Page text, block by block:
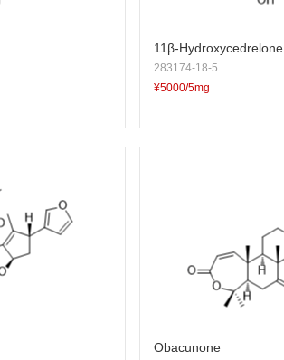
11β-Hydroxycedrelone
283174-18-5
¥5000/5mg
Obacunone